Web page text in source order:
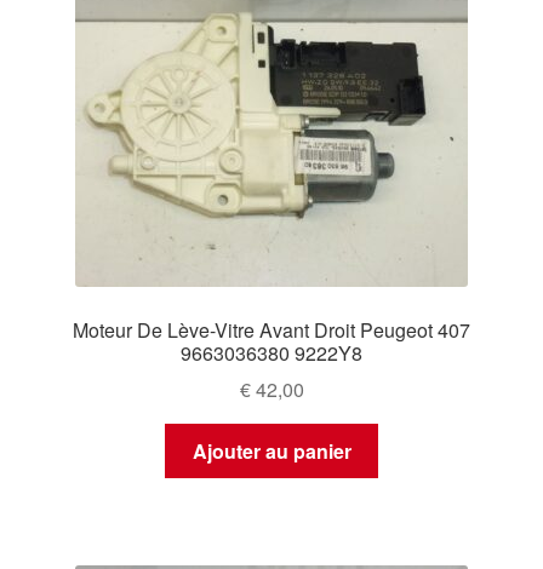
Moteur De Lève-Vitre Avant Droit Peugeot 407
9663036380 9222Y8
€42,00
Ajouter au panier